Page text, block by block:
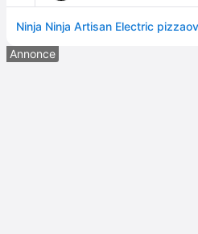
Annonce